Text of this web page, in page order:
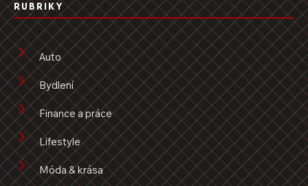
RUBRIKY
Auto
Bydlení
Finance a práce
Lifestyle
Móda & krása